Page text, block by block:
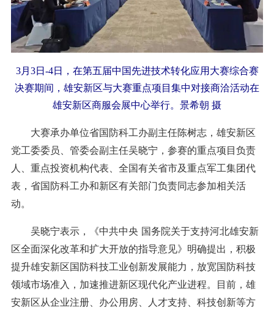
3月3日-4日，在第五届中国先进技术转化应用大赛综合赛
决赛期间，雄安新区与大赛重点项目集中对接商洽活动在
雄安新区商服会展中心举行。景希朝 摄
大赛承办单位省国防科工办副主任陈树志，雄安新区
党工委委员、管委会副主任吴晓宁，参赛的重点项目负责
人、重点投资机构代表、全国有关省市及重点军工集团代
表，省国防科工办和新区有关部门负责同志参加相关活
动。
吴晓宁表示，《中共中央 国务院关于支持河北雄安新
区全面深化改革和扩大开放的指导意见》明确提出，积极
提升雄安新区国防科技工业创新发展能力，放宽国防科技
领域市场准入，加速推进新区现代化产业进程。目前，雄
安新区从企业注册、办公用房、人才支持、科技创新等方